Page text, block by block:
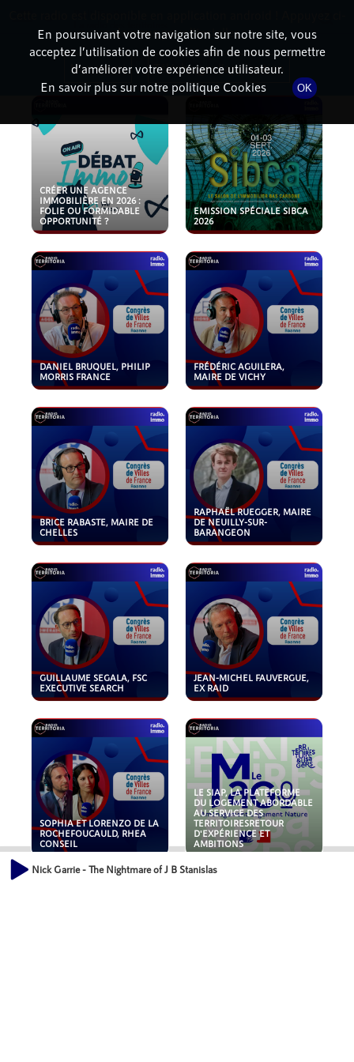
PODCASTS
CRÉER UNE AGENCE
IMMOBILIÈRE EN 2026 :
FOLIE OU FORMIDABLE
OPPORTUNITÉ ?
EMISSION SPÉCIALE SIBCA
2026
DANIEL BRUQUEL, PHILIP
MORRIS FRANCE
FRÉDÉRIC AGUILERA,
MAIRE DE VICHY
BRICE RABASTE, MAIRE DE
CHELLES
RAPHAËL RUEGGER, MAIRE
DE NEUILLY-SUR-
BARANGEON
GUILLAUME SEGALA, FSC
EXECUTIVE SEARCH
JEAN-MICHEL FAUVERGUE,
EX RAID
SOPHIA ET LORENZO DE LA
ROCHEFOUCAULD, RHEA
CONSEIL
LE SIAP, LA PLATEFORME
DU LOGEMENT ABORDABLE
AU SERVICE DES
TERRITOIRESRETOUR
D'EXPÉRIENCE ET
AMBITIONS
Nick Garrie - The Nightmare of J B Stanislas
En poursuivant votre navigation sur notre site, vous
acceptez l’utilisation de cookies afin de nous permettre
d’améliorer votre expérience utilisateur.
En savoir plus sur notre politique Cookies
OK
dessous pour l'installer.
Non merci Télécharger l'application